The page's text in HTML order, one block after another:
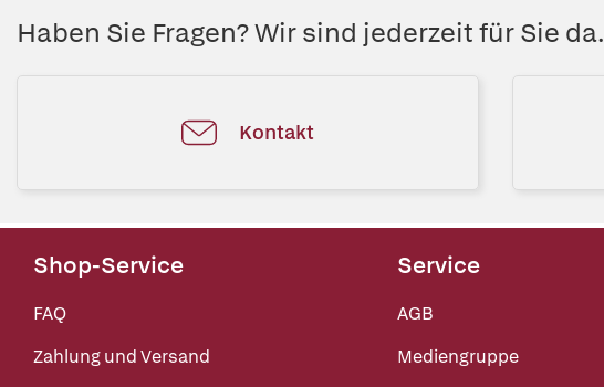
Haben Sie Fragen? Wir sind jederzeit für Sie da.
Kontakt
Shop-Service
FAQ
Zahlung und Versand
Service
AGB
Mediengruppe